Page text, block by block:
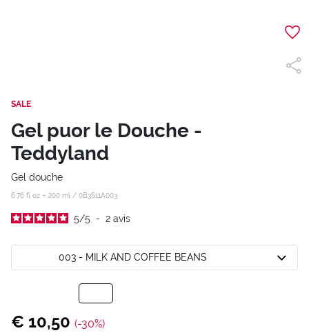
SALE
Gel puor le Douche -
Teddyland
Gel douche
6.76 fl oz – 200 ml / 0B3S11A003
5/5 - 2 avis
003 - MILK AND COFFEE BEANS
€ 10,50 (-30%)